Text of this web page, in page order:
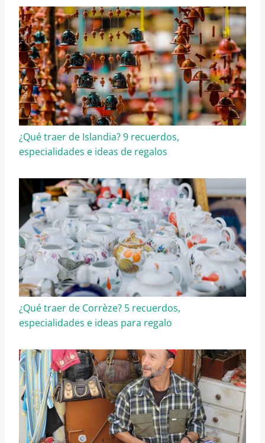
¿Qué traer de Islandia? 9 recuerdos,
especialidades e ideas de regalos
¿Qué traer de Corrèze? 5 recuerdos,
especialidades e ideas para regalo